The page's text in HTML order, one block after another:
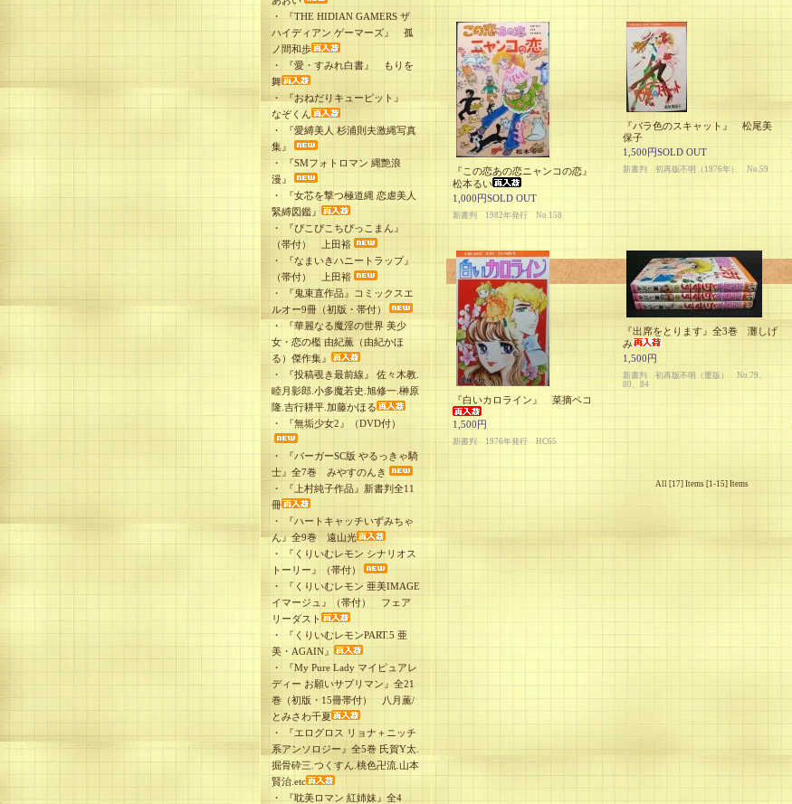
・
『THE HIDIAN GAMERS ザ
ハイディアン ゲーマーズ』 孤
ノ間和歩
・
『愛・すみれ白書』 もりを
舞
・
『おねだりキューピット』
なぞくん
・
『愛縛美人 杉浦則夫激縄写真
集』
・
『SMフォトロマン 縄艶浪
漫』
・
『女芯を撃つ極道縄 恋虐美人
緊縛図鑑』
・
『ぴこぴこちぴっこまん』
（帯付） 上田裕
・
『なまいきハニートラップ』
（帯付） 上田裕
・
『鬼束直作品』コミックスエ
ルオー9冊（初版・帯付）
・
『華麗なる魔淫の世界 美少
女・恋の檻 由紀薫（由紀かほ
る）傑作集』
・
『投稿覗き最前線』 佐々木教.
睦月影郎.小多魔若史.旭修一.榊原
隆.吉行耕平.加藤かほる
・
『無垢少女2』（DVD付）
・
『バーガーSC版 やるっきゃ騎
士』全7巻 みやすのんき
・
『上村純子作品』新書判全11
冊
・
『ハートキャッチいずみちゃ
ん』全9巻 遠山光
・
『くりいむレモン シナリオス
トーリー』（帯付）
・
『くりいむレモン 亜美IMAGE
イマージュ』（帯付） フェア
リーダスト
・
『くりいむレモンPART.5 亜
美・AGAIN』
・
『My Pure Lady マイピュアレ
ディー お願いサプリマン』全21
巻（初版・15冊帯付） 八月薫/
とみさわ千夏
・
『エログロス リョナ＋ニッチ
系アンソロジー』全5巻 氏賀Y太.
掘骨砕三.つくすん.桃色卍流.山本
賢治.etc
・
『耽美ロマン 紅姉妹』全4
『この恋あの恋ニャンコの恋』
松本るい
1,000円SOLD OUT
新書判 1982年発行 No.158
『バラ色のスキャット』 松尾美
保子
1,500円SOLD OUT
新書判 初再版不明（1976年） No.59
『白いカロライン』 菜摘ペコ
1,500円
新書判 1976年発行 HC65
『出席をとります』全3巻 灘しげ
み
1,500円
新書判 初再版不明（重版） No.79、
80、84
All [17] Items [1-15] Items